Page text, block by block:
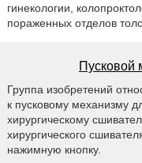
гинекологии,
пораженных отделов
Пусковой
Группа изобретений
к пусковому механизму
хирургическому
хирургического
нажимную кнопку.